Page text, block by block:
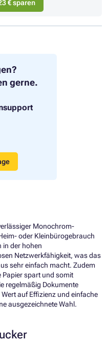
gerne.
€ sparen
Monochrom-
oder Kleinbürogebrauch
in der hohen
Netzwerkfähigkeit, was das
sehr einfach macht. Zudem
Papier spart und somit
regelmäßig Dokumente
auf Effizienz und einfache
ausgezeichnete Wahl.